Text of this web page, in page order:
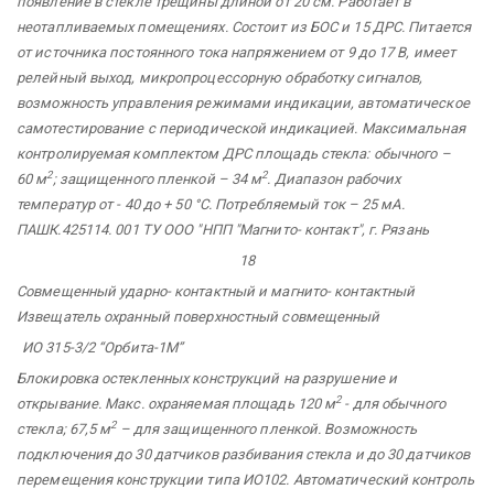
неотапливаемых помещениях. Состоит из БОС и 15 ДРС. Питается
от источника постоянного тока напряжением от 9 до 17 В, имеет
релейный выход, микропроцессорную обработку сигналов,
возможность управления режимами индикации, автоматическое
самотестирование с периодической индикацией. Максимальная
контролируемая комплектом ДРС площадь стекла: обычного –
60 м2; защищенного пленкой – 34 м2. Диапазон рабочих
температур от - 40 до + 50 °С. Потребляемый ток – 25 мА.
ПАШК.425114. 001 ТУ ООО "НПП"Магнито-контакт", г. Рязань
18
Совмещенный ударно-контактный и магнито-контактный
Извещатель охранный поверхностный совмещенный
ИО 315-3/2“Орбита-1М”
Блокировка остекленных конструкций на разрушение и
открывание. Макс. охраняемая площадь 120 м2- для обычного
стекла; 67,5 м2– для защищенного пленкой. Возможность
подключения до 30 датчиков разбивания стекла и до 30 датчиков
перемещения конструкции типа ИО102. Автоматический контроль